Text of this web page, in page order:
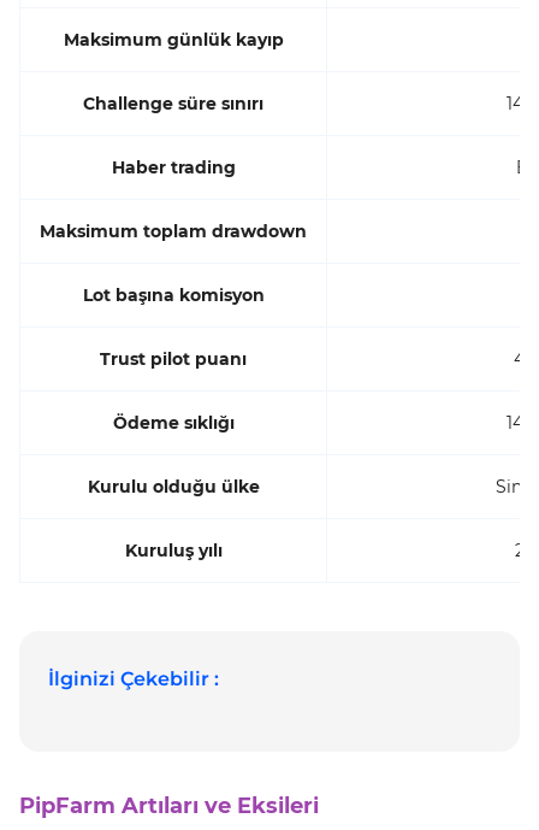
Maksimum günlük kayıp
Challenge süre sınırı 14
Haber trading
Maksimum toplam drawdown
Lot başına komisyon
Trust pilot puanı
Ödeme sıklığı 14
Kurulu olduğu ülke
Kuruluş yılı
İlginizi Çekebilir :
PipFarm Artıları ve Eksileri